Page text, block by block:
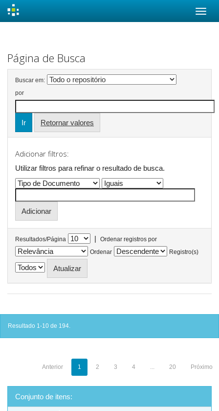
Página de Busca
Buscar em:
por
Retornar valores
Adicionar filtros:
Utilizar filtros para refinar o resultado de busca.
Resultados/Página |
Ordenar registros por
Ordenar
Registro(s)
Resultado 1-10 de 194.
Anterior 1 2 3 4 ... 20 Próximo
Conjunto de itens: